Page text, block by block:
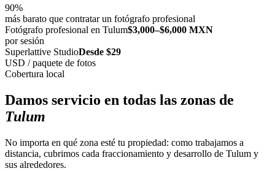
90%
más barato que contratar un fotógrafo profesional
Fotógrafo profesional en Tulum$3,000–$6,000 MXN
por sesión
Superlattive StudioDesde $29
USD / paquete de fotos
Cobertura local
Damos servicio en todas las zonas de
Tulum
No importa en qué zona esté tu propiedad: como trabajamos a
distancia, cubrimos cada fraccionamiento y desarrollo de Tulum y
sus alrededores.